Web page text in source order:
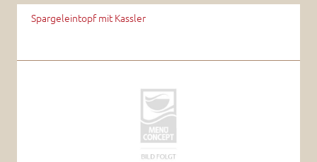
Spargeleintopf mit Kassler